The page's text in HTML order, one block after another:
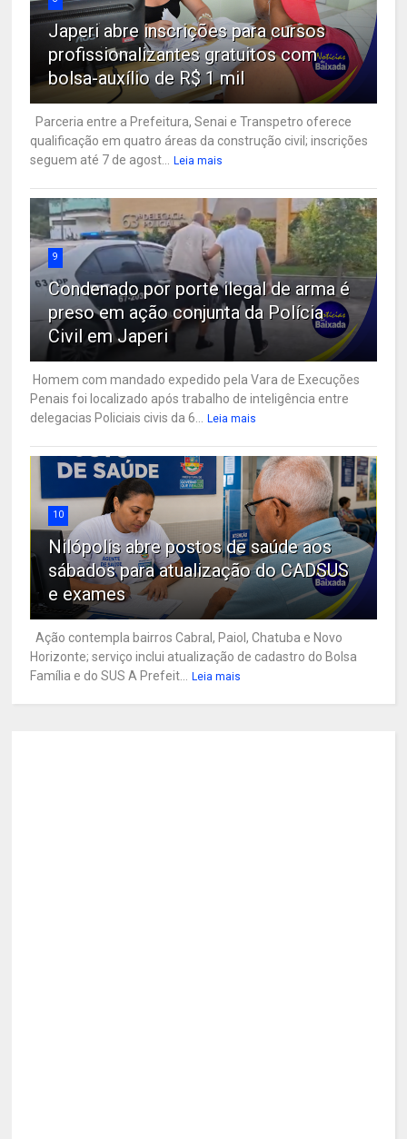
Japeri abre inscrições para cursos
profissionalizantes gratuitos com
bolsa-auxílio de R$ 1 mil
Parceria entre a Prefeitura, Senai e Transpetro oferece
qualificação em quatro áreas da construção civil; inscrições
seguem até 7 de agost...
Leia mais
9
Condenado por porte ilegal de arma é
preso em ação conjunta da Polícia
Civil em Japeri
Homem com mandado expedido pela Vara de Execuções
Penais foi localizado após trabalho de inteligência entre
delegacias Policiais civis da 6...
Leia mais
10
Nilópolis abre postos de saúde aos
sábados para atualização do CADSUS
e exames
Ação contempla bairros Cabral, Paiol, Chatuba e Novo
Horizonte; serviço inclui atualização de cadastro do Bolsa
Família e do SUS A Prefeit...
Leia mais